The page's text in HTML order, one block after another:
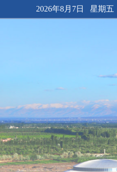
2026年8月7日 星期五